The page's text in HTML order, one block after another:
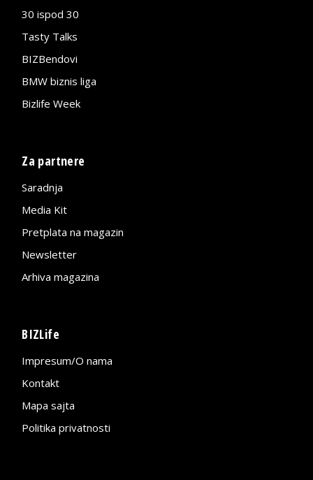
30 ispod 30
Tasty Talks
BIZBendovi
BMW biznis liga
Bizlife Week
Za partnere
Saradnja
Media Kit
Pretplata na magazin
Newsletter
Arhiva magazina
BIZLife
Impresum/O nama
Kontakt
Mapa sajta
Politika privatnosti